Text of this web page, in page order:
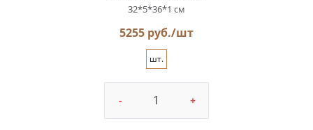
32*5*36*1 см
5255 руб./шт
шт.
- +